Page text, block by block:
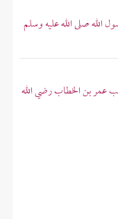
الله صلى الله عليه وسلم
عمر بن الخطاب رضي الله